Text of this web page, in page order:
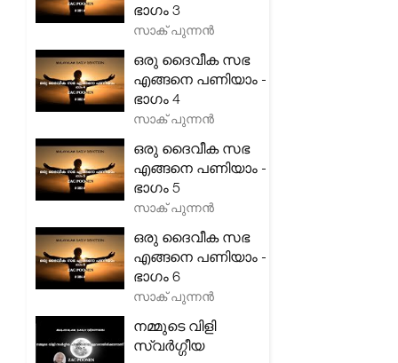
ഭാഗം 3
സാക് പുന്നൻ
ഒരു ദൈവീക സഭ
എങ്ങനെ പണിയാം -
ഭാഗം 4
സാക് പുന്നൻ
ഒരു ദൈവീക സഭ
എങ്ങനെ പണിയാം -
ഭാഗം 5
സാക് പുന്നൻ
ഒരു ദൈവീക സഭ
എങ്ങനെ പണിയാം -
ഭാഗം 6
സാക് പുന്നൻ
നമ്മുടെ വിളി
സ്വർഗ്ഗീയ